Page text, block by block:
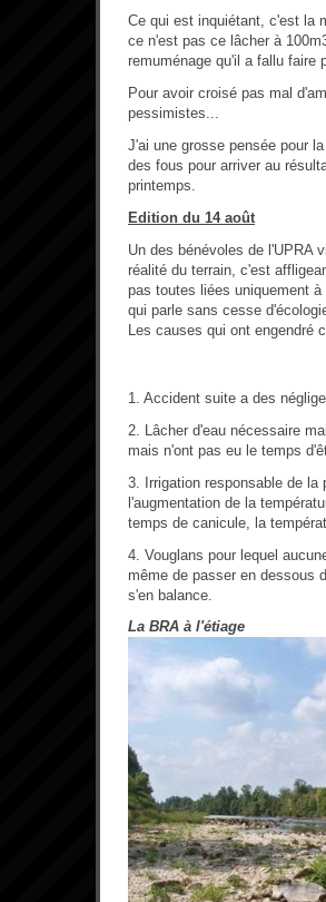
Ce qui est inquiétant, c'est la
ce n'est pas ce lâcher à
remuménage qu'il a fallu faire
Pour avoir croisé pas mal
pessimistes...
J'ai une grosse pensée pour
des fous pour arriver au
printemps.
Edition du 14 août
Un des bénévoles de l'UPRA
réalité du terrain, c'est
pas toutes liées uniquement
qui parle sans cesse
Les causes qui ont engendré
1. Accident suite a des
2. Lâcher d'eau nécessaire
mais n'ont pas eu le temps
3. Irrigation responsable de
l'augmentation de la
temps de canicule, la
4. Vouglans pour lequel
même de passer en dessous
s'en balance.
La BRA à l'étiage